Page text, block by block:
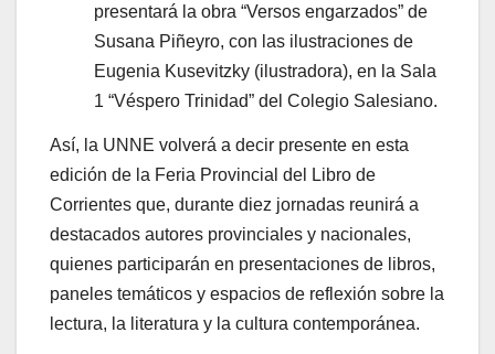
presentará la obra “Versos engarzados” de
Susana Piñeyro, con las ilustraciones de
Eugenia Kusevitzky (ilustradora), en la Sala
1 “Véspero Trinidad” del Colegio Salesiano.
Así, la UNNE volverá a decir presente en esta
edición de la Feria Provincial del Libro de
Corrientes que, durante diez jornadas reunirá a
destacados autores provinciales y nacionales,
quienes participarán en presentaciones de libros,
paneles temáticos y espacios de reflexión sobre la
lectura, la literatura y la cultura contemporánea.